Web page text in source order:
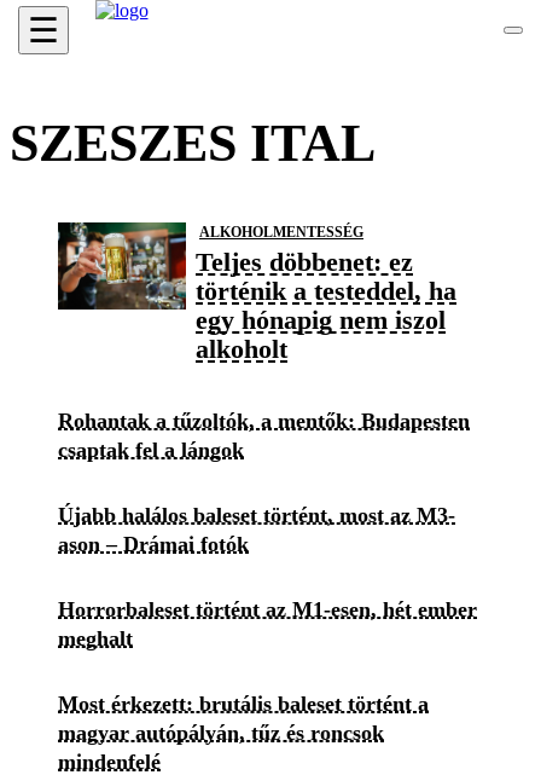
☰
SZESZES ITAL
ALKOHOLMENTESSÉG
Teljes döbbenet: ez
történik a testeddel, ha
egy hónapig nem iszol
alkoholt
Rohantak a tűzoltók, a mentők: Budapesten
csaptak fel a lángok
Újabb halálos baleset történt, most az M3-
ason – Drámai fotók
Horrorbaleset történt az M1-esen, hét ember
meghalt
Most érkezett: brutális baleset történt a
magyar autópályán, tűz és roncsok
mindenfelé